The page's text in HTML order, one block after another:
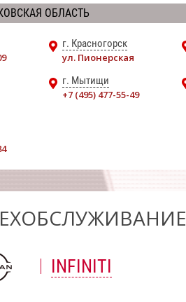
ОБЛАСТЬ
г. Красногорск
ул. Пионерская
г. Мытищи
+7 (495) 477-55-49
INFINITI